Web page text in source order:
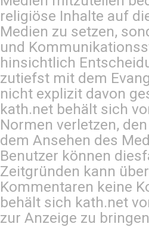
religiöse Inhalte auf
Medien zu setzen,
und
hinsichtlich
zutiefst mit dem
nicht explizit davon
kath.net behält sich
Normen verletzen,
dem Ansehen des
Benutzer können
Zeitgründen kann
Kommentaren keine
behält sich kath.net
zur Anzeige zu